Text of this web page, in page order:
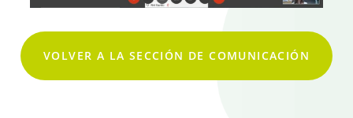
VOLVER A LA SECCIÓN DE COMUNICACIÓN